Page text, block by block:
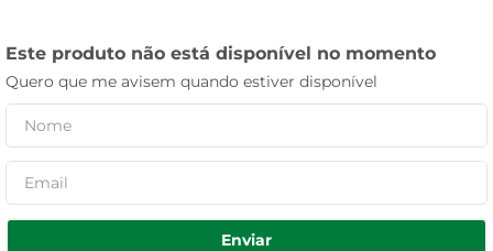
Este produto não está disponível no momento
Quero que me avisem quando estiver disponível
Enviar